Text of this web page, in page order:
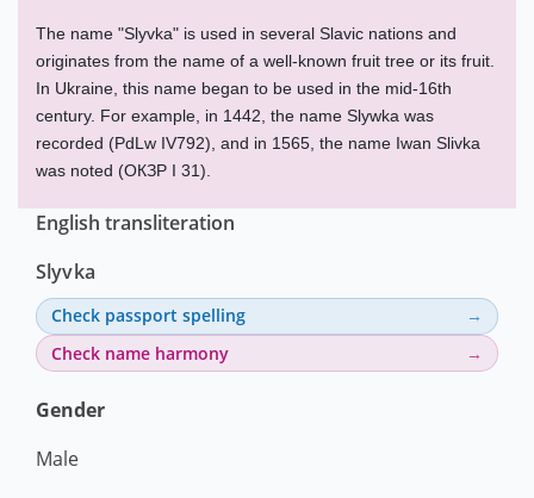
The name "Slyvka" is used in several Slavic nations and
originates from the name of a well-known fruit tree or its fruit.
In Ukraine, this name began to be used in the mid-16th
century. For example, in 1442, the name Slywka was
recorded (PdLw IV792), and in 1565, the name Iwan Slivka
was noted (ОКЗР I 31).
English transliteration
Slyvka
Check passport spelling
Check name harmony
Gender
Male